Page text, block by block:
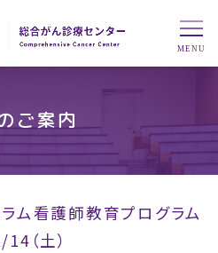
ご案内
ム看護師教育プログラム
（土）